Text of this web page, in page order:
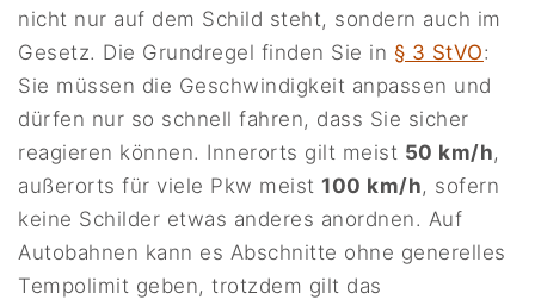
nicht nur auf dem Schild steht, sondern auch im
Gesetz. Die Grundregel finden Sie in § 3 StVO:
Sie müssen die Geschwindigkeit anpassen und
dürfen nur so schnell fahren, dass Sie sicher
reagieren können. Innerorts gilt meist 50 km/h,
außerorts für viele Pkw meist100 km/h, sofern
keine Schilder etwas anderes anordnen. Auf
Autobahnen kann es Abschnitte ohne generelles
Tempolimit geben, trotzdem gilt das